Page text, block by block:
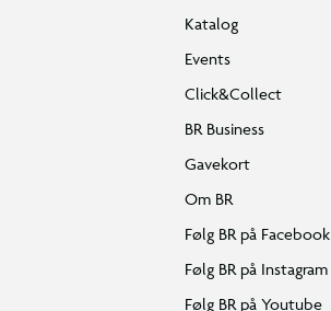
Katalog
Events
Click&Collect
BR Business
Gavekort
Om BR
Følg BR på Facebook
Følg BR på Instagram
Følg BR på Youtube